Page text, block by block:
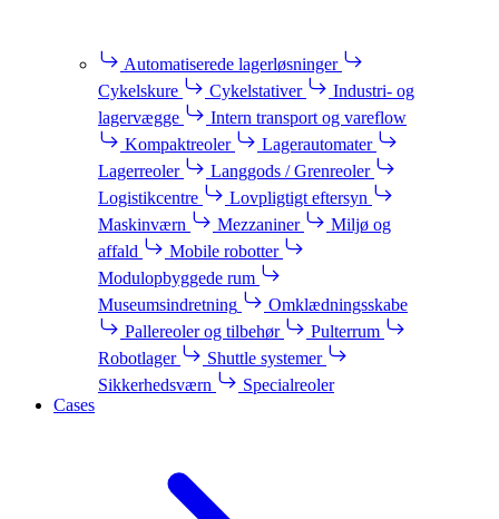
Automatiserede lagerløsninger
Cykelskure
Cykelstativer
Industri- og
lagervægge
Intern transport og vareflow
Kompaktreoler
Lagerautomater
Lagerreoler
Langgods / Grenreoler
Logistikcentre
Lovpligtigt eftersyn
Maskinværn
Mezzaniner
Miljø og
affald
Mobile robotter
Modulopbyggede rum
Museumsindretning
Omklædningsskabe
Pallereoler og tilbehør
Pulterrum
Robotlager
Shuttle systemer
Sikkerhedsværn
Specialreoler
Cases